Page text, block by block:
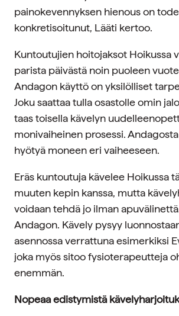
painokevennyksen hienous on
konkretisoitunut, Lääti kertoo.
Kuntoutujien hoitojaksot Hoikussa
parista päivästä noin puoleen
Andagon käyttö on yksilölliset
Joku saattaa tulla osastolle omin
taas toisella kävelyn
monivaiheinen prosessi.
hyötyä moneen eri vaiheeseen.
Eräs kuntoutuja kävelee Hoikussa
muuten kepin kanssa, mutta
voidaan tehdä jo ilman
Andagon. Kävely pysyy
asennossa verrattuna esimerkiksi
joka myös sitoo fysioterapeutteja
enemmän.
Nopeaa edistymistä